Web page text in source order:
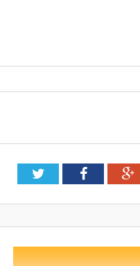
TwitterFacebook